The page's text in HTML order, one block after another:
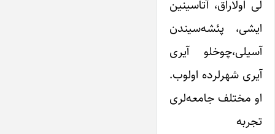
لی اولاراق، آتاسینین
ایشی، پئشه‌سیندن
آسیلی،چوخلو آیری
آیری شهرلرده اولوب.
او مختلف جامعه‌لری
تجربه